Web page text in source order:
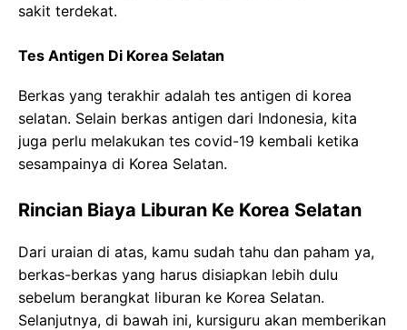
sakit terdekat.
Tes Antigen Di Korea Selatan
Berkas yang terakhir adalah tes antigen di korea
selatan. Selain berkas antigen dari Indonesia, kita
juga perlu melakukan tes covid-19 kembali ketika
sesampainya di Korea Selatan.
Rincian Biaya Liburan Ke Korea Selatan
Dari uraian di atas, kamu sudah tahu dan paham ya,
berkas-berkas yang harus disiapkan lebih dulu
sebelum berangkat liburan ke Korea Selatan.
Selanjutnya, di bawah ini, kursiguru akan memberikan